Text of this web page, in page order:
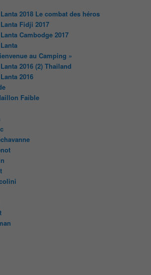
2018 Le combat des héros
Fidji 2017
Cambodge 2017
au Camping »
2016 (2) Thailand
2016
Faible